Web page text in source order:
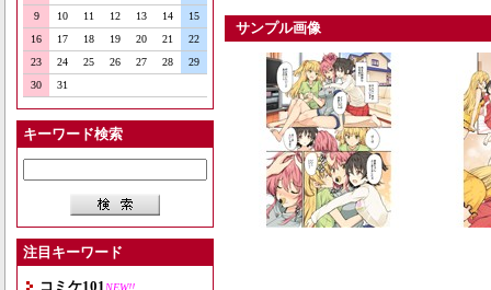
9
10 11 12 13 14
15
16
17 18 19 20 21
22
23
24 25 26 27 28
29
30
31
キーワード検索
注目キーワード
コミケ101 NEW!!
サンプル画像